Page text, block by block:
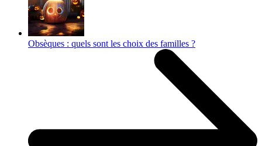
Obsèques : quels sont les choix des familles ?